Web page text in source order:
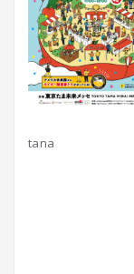
tana